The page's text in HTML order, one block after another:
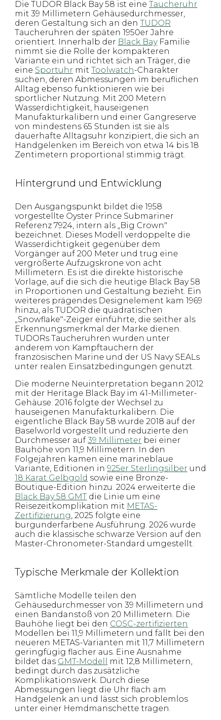
Die TUDOR Black Bay 58 ist eine Taucheruhr
mit 39 Millimetern Gehäusedurchmesser,
deren Gestaltung sich an den TUDOR
Taucheruhren der späten 1950er Jahre
orientiert. Innerhalb der Black BayFamilie
nimmt sie die Rolle der kompakteren
Variante ein und richtet sich an Träger, die
eine Sportuhr mit Toolwatch-Charakter
suchen, deren Abmessungen im beruflichen
Alltag ebenso funktionieren wie bei
sportlicher Nutzung. Mit 200 Metern
Wasserdichtigkeit, hauseigenen
Manufakturkalibern und einer Gangreserve
von mindestens 65 Stunden ist sie als
dauerhafte Alltagsuhr konzipiert, die sich an
Handgelenken im Bereich von etwa 14 bis 18
Zentimetern proportional stimmig trägt.
Hintergrund und Entwicklung
Den Ausgangspunkt bildet die 1958
vorgestellte Oyster Prince Submariner
Referenz 7924, intern als „Big Crown"
bezeichnet. Dieses Modell verdoppelte die
Wasserdichtigkeit gegenüber dem
Vorgänger auf 200 Meter und trug eine
vergrößerte Aufzugskrone von acht
Millimetern. Es ist die direkte historische
Vorlage, auf die sich die heutige Black Bay 58
in Proportionen und Gestaltung bezieht. Ein
weiteres prägendes Designelement kam 1969
hinzu, als TUDOR die quadratischen
„Snowflake"-Zeiger einführte, die seither als
Erkennungsmerkmal der Marke dienen.
TUDORs Taucheruhren wurden unter
anderem von Kampftauchern der
französischen Marine und der US Navy SEALs
unter realen Einsatzbedingungen genutzt.
Die moderne Neuinterpretation begann 2012
mit der Heritage Black Bay im 41-Millimeter-
Gehäuse. 2016 folgte der Wechsel zu
hauseigenen Manufakturkalibern. Die
eigentliche Black Bay 58 wurde 2018 auf der
Baselworld vorgestellt und reduzierte den
Durchmesser auf 39 Millimeter bei einer
Bauhöhe von 11,9 Millimetern. In den
Folgejahren kamen eine marineblaue
Variante, Editionen in 925er Sterlingsilber und
18 Karat Gelbgold sowie eine Bronze-
Boutique-Edition hinzu. 2024 erweiterte die
Black Bay 58 GMT die Linie um eine
Reisezeitkomplikation mit METAS-
Zertifizierung, 2025 folgte eine
burgunderfarbene Ausführung. 2026 wurde
auch die klassische schwarze Version auf den
Master-Chronometer-Standard umgestellt.
Typische Merkmale der Kollektion
Sämtliche Modelle teilen den
Gehäusedurchmesser von 39 Millimetern und
einen Bandanstoß von 20 Millimetern. Die
Bauhöhe liegt bei den COSC-zertifizierten
Modellen bei 11,9 Millimetern und fällt bei den
neueren METAS-Varianten mit 11,7 Millimetern
geringfügig flacher aus. Eine Ausnahme
bildet das GMT-Modell
mit 12,8 Millimetern,
bedingt durch das zusätzliche
Komplikationswerk. Durch diese
Abmessungen liegt die Uhr flach am
Handgelenk an und lässt sich problemlos
unter einer Hemdmanschette tragen.